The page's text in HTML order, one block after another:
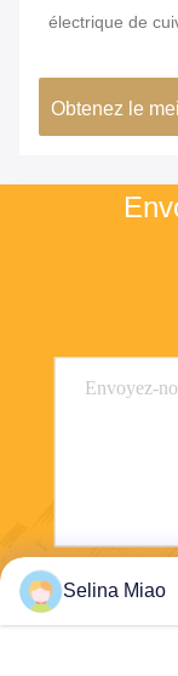
électrique de
résistance
Obtenez le
Selina Miao